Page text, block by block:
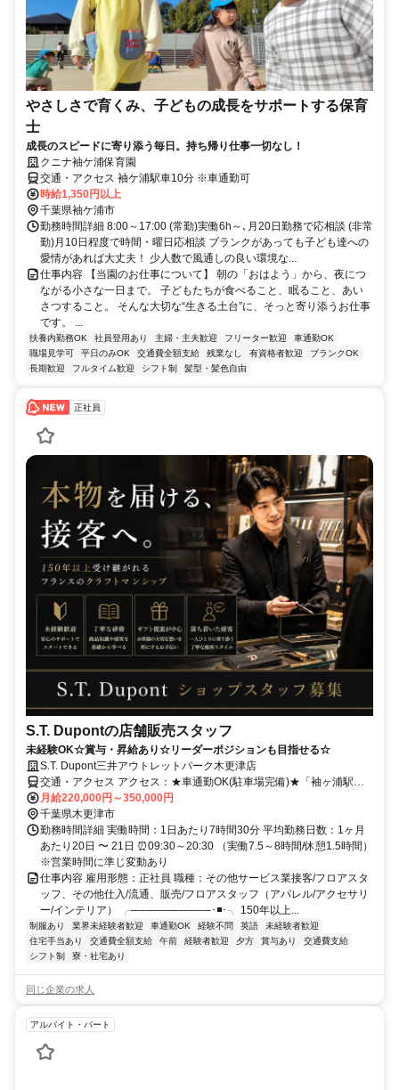
やさしさで育くみ、子どもの成長をサポートする保育
士
成長のスピードに寄り添う毎日。持ち帰り仕事一切なし！
クニナ袖ケ浦保育園
交通・アクセス 袖ケ浦駅車10分 ※車通勤可
時給1,350円以上
千葉県袖ケ浦市
勤務時間詳細 8:00～17:00 (常勤)実働6h～､月20日勤務で応相談 (非常
勤)月10日程度で時間・曜日応相談 ブランクがあっても子ども達への
愛情があれば大丈夫！ 少人数で風通しの良い環境な...
仕事内容 【当園のお仕事について】 朝の「おはよう」から、夜につ
ながる小さな一日まで。 子どもたちが食べること、眠ること、あい
さつすること。 そんな大切な“生きる土台”に、そっと寄り添うお仕事
です。 ...
扶養内勤務OK 社員登用あり 主婦・主夫歓迎 フリーター歓迎
車通勤OK
職場見学可
平日のみOK 交通費全額支給 残業なし 有資格者歓迎
ブランクOK
長期歓迎
フルタイム歓迎 シフト制 髪型・髪色自由
正社員
S.T. Dupontの店舗販売スタッフ
未経験OK☆賞与・昇給あり☆リーダーポジションも目指せる☆
S.T. Dupont三井アウトレットパーク木更津店
交通・アクセス アクセス：★車通勤OK(駐車場完備)★「袖ヶ浦駅」
バス約10分/ 「木更津駅」バス約30分
月給220,000円～350,000円
千葉県木更津市
勤務時間詳細 実働時間：1日あたり7時間30分 平均勤務日数：1ヶ月
あたり20日 〜 21日 ⏰09:30～20:30 （実働7.5～8時間/休憩1.5時間）
※営業時間に準じ変動あり
仕事内容 雇用形態：正社員 職種：その他サービス業接客/フロアスタ
ッフ、その他仕入/流通、販売/フロアスタッフ（アパレル/アクセサリ
ー/インテリア） ╭──────────･◾️･╮ 150年以上...
制服あり 業界未経験者歓迎 車通勤OK 経験不問 英語
未経験者歓迎
住宅手当あり
交通費全額支給 午前 経験者歓迎 夕方 賞与あり
交通費支給
シフト制
寮・社宅あり
同じ企業の求人
アルバイト・パート